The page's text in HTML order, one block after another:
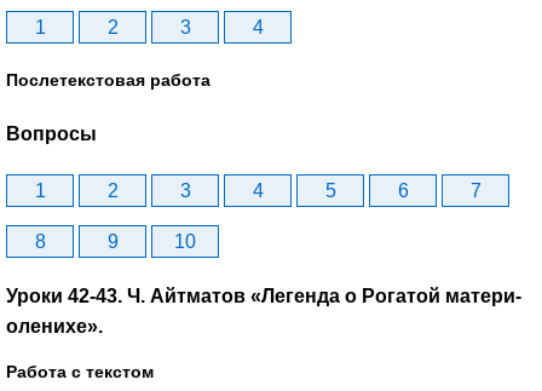
1 2 3 4
Послетекстовая работа
Вопросы
1 2 3 4 5 6 7
8 9 10
Уроки 42-43. Ч. Айтматов «Легенда о Рогатой матери-
оленихе».
Работа с текстом